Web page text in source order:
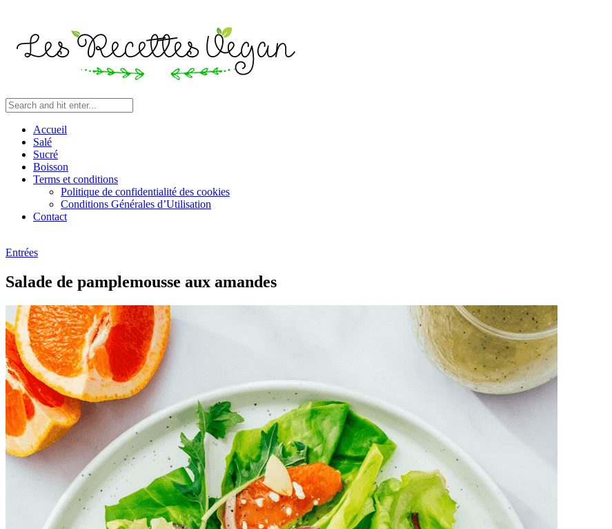
Accueil
Salé
Sucré
Boisson
Terms et conditions
Politique de confidentialité des cookies
Conditions Générales d’Utilisation
Contact
Entrées
Salade de pamplemousse aux amandes